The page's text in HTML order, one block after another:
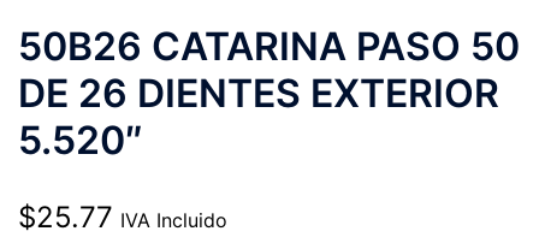
50B26 CATARINA PASO 50
DE 26 DIENTES EXTERIOR
5.520″
$25.77 IVA Incluido